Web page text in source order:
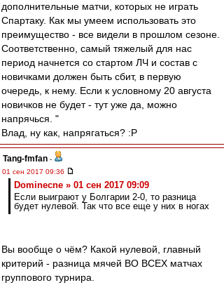
дополнительные матчи, которых не играть
Спартаку. Как мы умеем использовать это
преимущество - все видели в прошлом сезоне.
Соответственно, самый тяжелый для нас
период начнется со стартом ЛЧ и состав с
новичками должен быть сбит, в первую
очередь, к нему. Если к условному 20 августа
новичков не будет - тут уже да, можно
напрячься. "
Влад, ну как, напрягаться? :P
Tang-fmfan -
01 сен 2017 09:36
Dominecne » 01 сен 2017 09:09
Если выиграют у Болгарии 2-0, то разница
будет нулевой. Так что все еще у них в ногах
Вы вообще о чём? Какой нулевой, главный
критерий - разница мячей ВО ВСЕХ матчах
группового турнира.